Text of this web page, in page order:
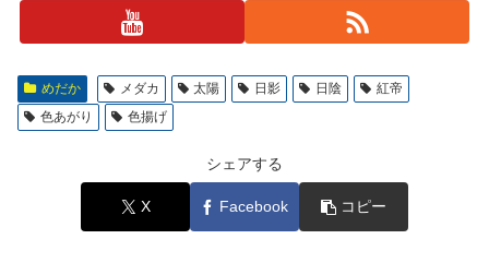
めだか メダカ 太陽 日影 日陰
紅帝
色あがり
色揚げ
シェアする
X Facebook コピー